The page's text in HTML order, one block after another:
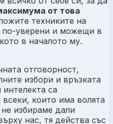
от това
техниките на
по-уверени и можещи в
в началото му.
отговорност,
избори и връзката
са
които има волята
избираме дали
нас, тя действа със